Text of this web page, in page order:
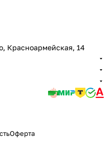
Красноармейская, 14
Оферта